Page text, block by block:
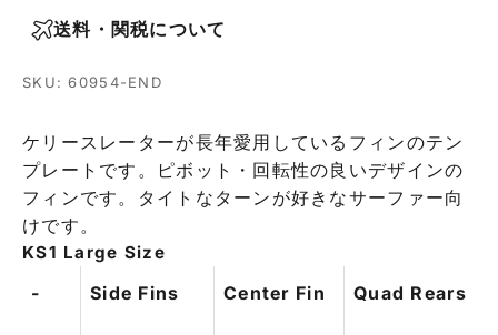
送料・関税について
SKU: 60954-END
ケリースレーターが長年愛用しているフィンのテン
プレートです。ピボット・回転性の良いデザインの
フィンです。タイトなターンが好きなサーファー向
けです。
KS1 Large Size
- Side Fins Center Fin Quad Rears